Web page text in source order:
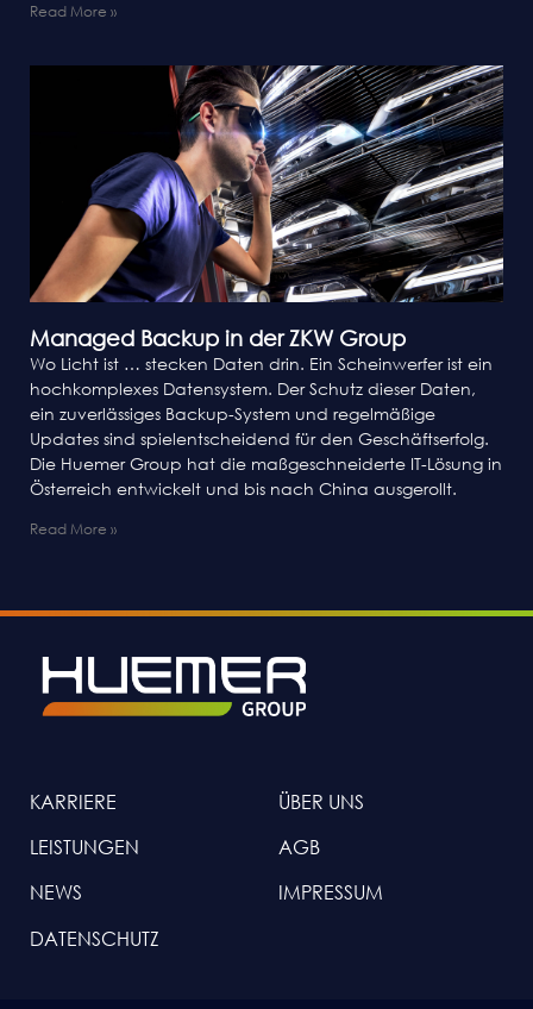
Read More »
Managed Backup in der ZKW Group
Wo Licht ist … stecken Daten drin. Ein Scheinwerfer ist ein
hochkomplexes Datensystem. Der Schutz dieser Daten,
ein zuverlässiges Backup-System und regelmäßige
Updates sind spielentscheidend für den Geschäftserfolg.
Die Huemer Group hat die maßgeschneiderte IT-Lösung in
Österreich entwickelt und bis nach China ausgerollt.
Read More »
KARRIERE
LEISTUNGEN
NEWS
DATENSCHUTZ
ÜBER UNS
AGB
IMPRESSUM